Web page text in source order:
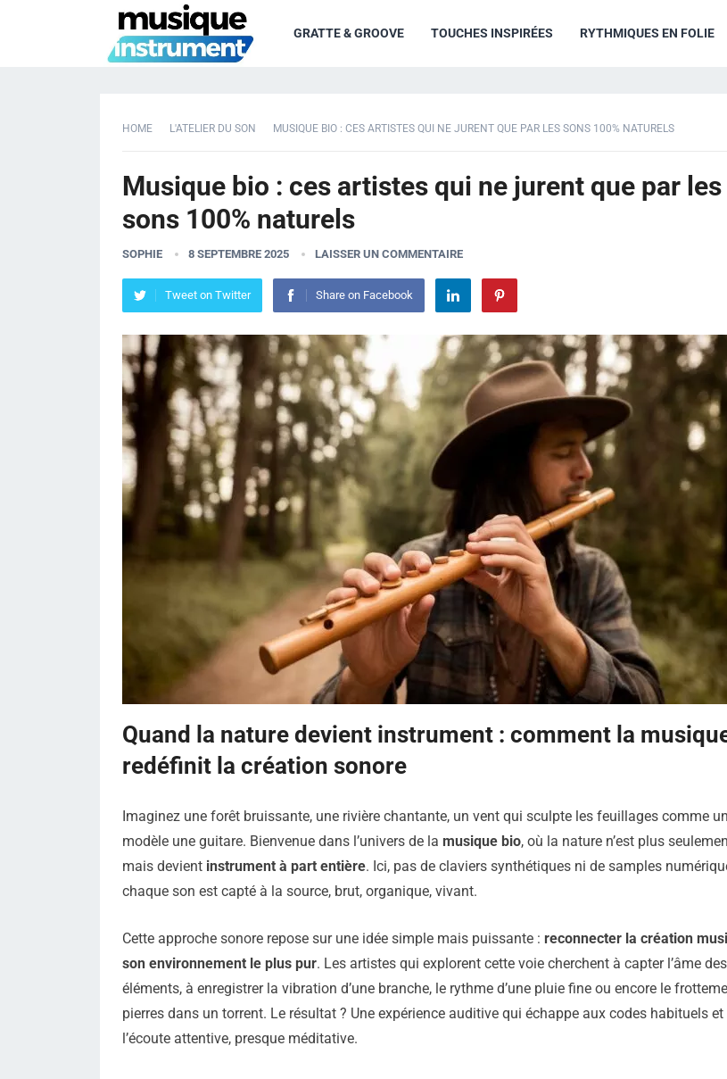
GRATTE & GROOVE TOUCHES INSPIRÉES RYTHMIQUES EN FOLIE
HOME L'ATELIER DU SON MUSIQUE BIO : CES ARTISTES QUI NE JURENT QUE PAR LES SONS 100% NATURELS
Musique bio : ces artistes qui ne jurent que par les
sons 100% naturels
SOPHIE 8 SEPTEMBRE 2025 LAISSER UN COMMENTAIRE
Tweet on Twitter Share on Facebook
Quand la nature devient instrument : comment la
redéfinit la création sonore
Imaginez une forêt bruissante, une rivière chantante, un vent qui sculpte les feuillages comme
modèle une guitare. Bienvenue dans l’univers de la musique bio, où la nature n’est plus
mais devient instrument à part entière. Ici, pas de claviers synthétiques ni de samples
chaque son est capté à la source, brut, organique, vivant.
Cette approche sonore repose sur une idée simple mais puissante : reconnecter la création
son environnement le plus pur. Les artistes qui explorent cette voie cherchent à capter l’âme des
éléments, à enregistrer la vibration d’une branche, le rythme d’une pluie fine ou encore le
pierres dans un torrent. Le résultat ? Une expérience auditive qui échappe aux codes habituels
l’écoute attentive, presque méditative.